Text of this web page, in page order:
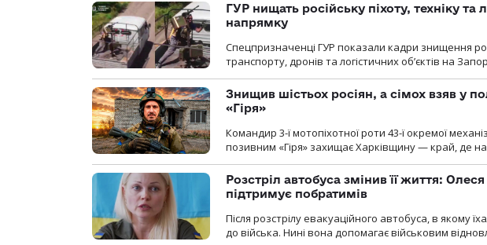
ГУР нищать російську піхоту, техніку та
напрямку
Спецпризначенці ГУР показали кадри знищення
транспорту, дронів та логістичних об’єктів на
Знищив шістьох росіян, а сімох взяв у
«Гіря»
Командир 3-ї мотопіхотної роти 43-ї окремої
позивним «Гіря» захищає Харківщину — край, де
Розстріл автобуса змінив її життя:
підтримує побратимів
Після розстрілу евакуаційного автобуса, в якому
до війська. Нині вона допомагає військовим